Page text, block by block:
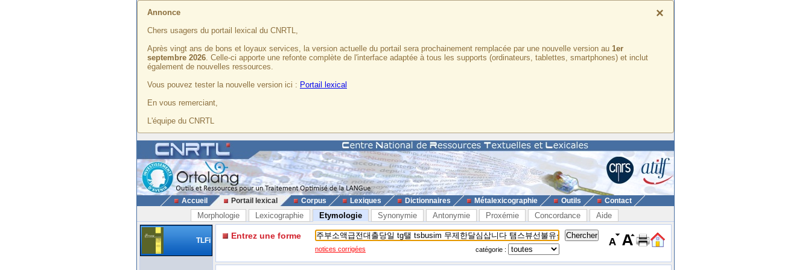
×
Annonce
Chers usagers du portail lexical du CNRTL,
Après vingt ans de bons et loyaux services, la version actuelle du portail sera prochainement remplacée par une nouvelle version au 1er
septembre 2026. Celle-ci apporte une refonte complète de l'interface adaptée à tous les supports (ordinateurs, tablettes, smartphones) et inclut
également de nouvelles ressources.
Vous pouvez tester la nouvelle version ici : Portail lexical
En vous remerciant,
L'équipe du CNRTL
Accueil Portail lexical Corpus Lexiques Dictionnaires Métalexicographie Outils Contact
Morphologie Lexicographie Etymologie Synonymie Antonymie Proxémie Concordance Aide
TLFi Entrez une forme
notices corrigées catégorie :